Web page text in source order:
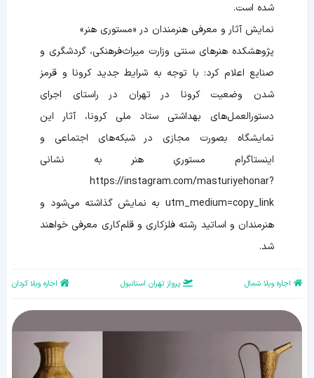
شده است.
نمایش آثار و معرفی هنرمندان در «مستوری هنر»
پژوهشکده هنرهای سنتی وزارت میراث‌فرهنکی، گردشگری و
صنایع اعلام کرد: با توجه به شرایط جدید کرونا و قرمز
شدن وضعیت کرونا در تهران در راستای اجرای
دستورالعمل‌های بهداشتی ستاد ملی کرونا، آثار این
نمایشگاه بصورت مجازی در شبکه‌های اجتماعی و
اینستاگرام مستوری‌ِ هنر به نشانی
https://instagram.com/masturiyehonar?
utm_medium=copy_link به نمایش گذاشته می‌شود و
هنرمندان و اساتید رشته فلزکاری و قلم‌کاری معرفی خواهند
شد.
اجاره ویلا شمال پرواز تهران استانبول اجاره ویلا کردان